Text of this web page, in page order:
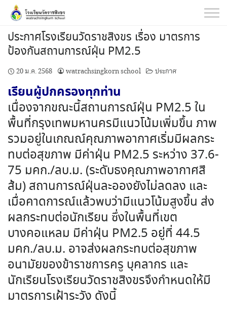
Skip
content
ประกาศโรงเรียนวัดราชสิงขร เรื่อง มาตรการ
ป้องกันสถานการณ์ฝุ่น PM2.5
20 ม.ค. 2568 watrachsingkorn school ประกาศ
เรียนผู้ปกครองทุกท่าน
เนื่องจากขณะนี้สถานการณ์ฝุ่น PM2.5 ใน
พื้นที่กรุงเทพมหานครมีแนวโน้มเพิ่มขึ้น ภาพ
รวมอยู่ในเกณณ์คุณภาพอากาศเริ่มมีผลกระ
ทบต่อสุขภาพ มีค่าฝุ่น PM2.5 ระหว่าง 37.6-
75 มคก./ลบ.ม. (ระดับธงคุณภาพอากาศสี
ส้ม) สถานการณ์ฝุ่นละอองยังไม่ลดลง และ
เมื่อคาดการณ์แล้วพบว่ามีแนวโน้มสูงขึ้น ส่ง
ผลกระทบต่อนักเรียน ซึ่งในพื้นที่เขต
บางคอแหลม มีค่าฝุ่น PM2.5 อยู่ที่ 44.5
มคก./ลบ.ม. อาจส่งผลกระทบต่อสุขภาพ
อนามัยของข้าราชการครู บุคลากร และ
นักเรียนโรงเรียนวัดราชสิงขรจึงกำหนดให้มี
มาตรการเฝ้าระวัง ดังนี้